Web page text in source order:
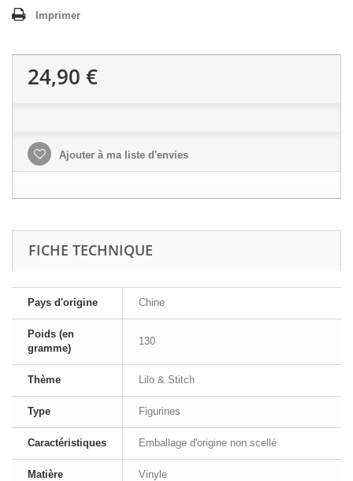
Imprimer
24,90 €
Ajouter à ma liste d'envies
FICHE TECHNIQUE
Pays d'origine Chine
Poids (en
gramme)
130
Thème Lilo & Stitch
Type Figurines
Caractéristiques Emballage d'origine non scellé
Matière Vinyle